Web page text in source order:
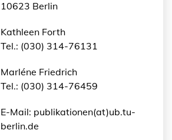
10623 Berlin
Kathleen Forth
Tel.: (030) 314-76131
Marléne Friedrich
Tel.: (030) 314-76459
E-Mail: publikationen(at)ub.tu-
berlin.de